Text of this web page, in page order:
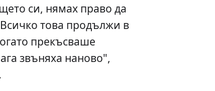
си, нямах право да
това продължи в
прекъсваше
звъняха наново",